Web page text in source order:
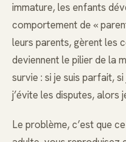
immature, les enfants
comportement de «
leurs parents, gèrent les
deviennent le pilier de la
survie : si je suis parfait,
j’évite les disputes, alors
Le problème, c’est que